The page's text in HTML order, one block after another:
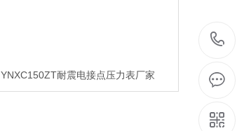
YNXC150ZT耐震电接点压力表厂家